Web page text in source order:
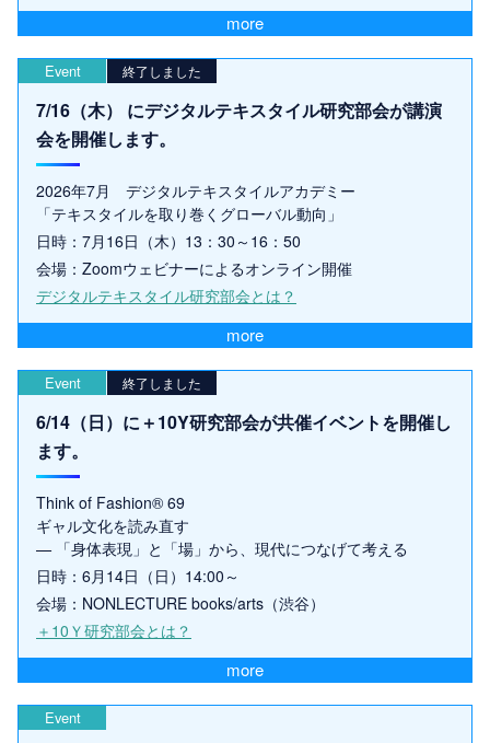
more
Event 終了しました
7/16（木） にデジタルテキスタイル研究部会が講演
会を開催します。
2026年7月 デジタルテキスタイルアカデミー
「テキスタイルを取り巻くグローバル動向」
日時：7月16日（木）13：30～16：50
会場：Zoomウェビナーによるオンライン開催
デジタルテキスタイル研究部会とは？
more
Event 終了しました
6/14（日）に＋10Y研究部会が共催イベントを開催し
ます。
Think of Fashion® 69
ギャル文化を読み直す
— 「身体表現」と「場」から、現代につなげて考える
日時：6月14日（日）14:00～
会場：NONLECTURE books/arts（渋谷）
＋10Ｙ研究部会とは？
more
Event